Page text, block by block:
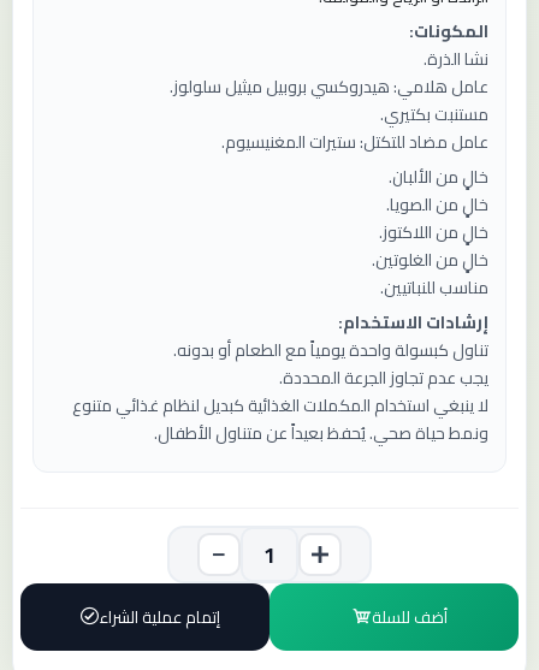
المكونات:
نشا الذرة.
عامل هلامي: هيدروكسي بروبيل ميثيل سلولوز.
مستنبت بكتيري.
عامل مضاد للتكتل: ستيرات المغنيسيوم.
خالٍ من الألبان.
خالٍ من الصويا.
خالٍ من اللاكتوز.
خالٍ من الغلوتين.
مناسب للنباتيين.
إرشادات الاستخدام:
تناول كبسولة واحدة يومياً مع الطعام أو بدونه.
يجب عدم تجاوز الجرعة المحددة.
لا ينبغي استخدام المكملات الغذائية كبديل لنظام غذائي متنوع
ونمط حياة صحي. يُحفظ بعيداً عن متناول الأطفال.
أضف للسلة إتمام عملية الشراء